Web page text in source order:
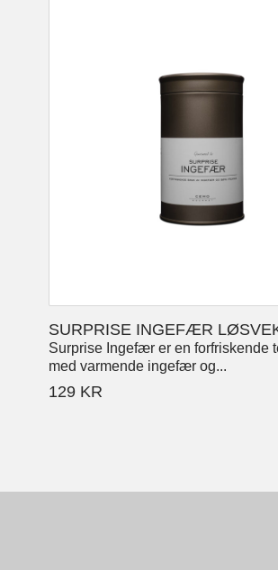
SURPRISE INGEFÆR
Surprise Ingefær er en forfriskende
med varmende ingefær og...
129 KR